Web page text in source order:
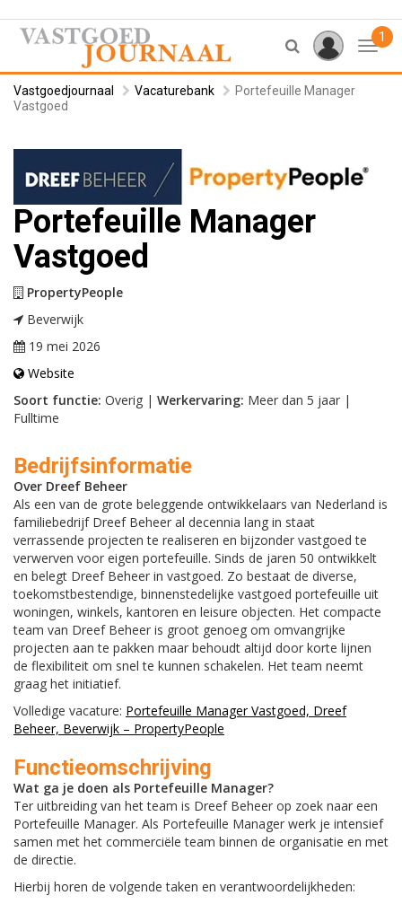
1
Vastgoedjournaal Vacaturebank
Portefeuille Manager
Vastgoed
Portefeuille Manager
Vastgoed
PropertyPeople
Beverwijk
19 mei 2026
Website
Soort functie: Overig | Werkervaring: Meer dan 5 jaar |
Fulltime
Bedrijfsinformatie
Over Dreef Beheer
Als een van de grote beleggende ontwikkelaars van Nederland is
familiebedrijf Dreef Beheer al decennia lang in staat
verrassende projecten te realiseren en bijzonder vastgoed te
verwerven voor eigen portefeuille. Sinds de jaren 50 ontwikkelt
en belegt Dreef Beheer in vastgoed. Zo bestaat de diverse,
toekomstbestendige, binnenstedelijke vastgoed portefeuille uit
woningen, winkels, kantoren en leisure objecten. Het compacte
team van Dreef Beheer is groot genoeg om omvangrijke
projecten aan te pakken maar behoudt altijd door korte lijnen
de flexibiliteit om snel te kunnen schakelen. Het team neemt
graag het initiatief.
Volledige vacature: Portefeuille Manager Vastgoed, Dreef
Beheer, Beverwijk – PropertyPeople
Functieomschrijving
Wat ga je doen als Portefeuille Manager?
Ter uitbreiding van het team is Dreef Beheer op zoek naar een
Portefeuille Manager. Als Portefeuille Manager werk je intensief
samen met het commerciële team binnen de organisatie en met
de directie.
Hierbij horen de volgende taken en verantwoordelijkheden: